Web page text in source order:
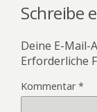
Schreibe
Deine E-Mail-
Erforderliche
Kommentar*